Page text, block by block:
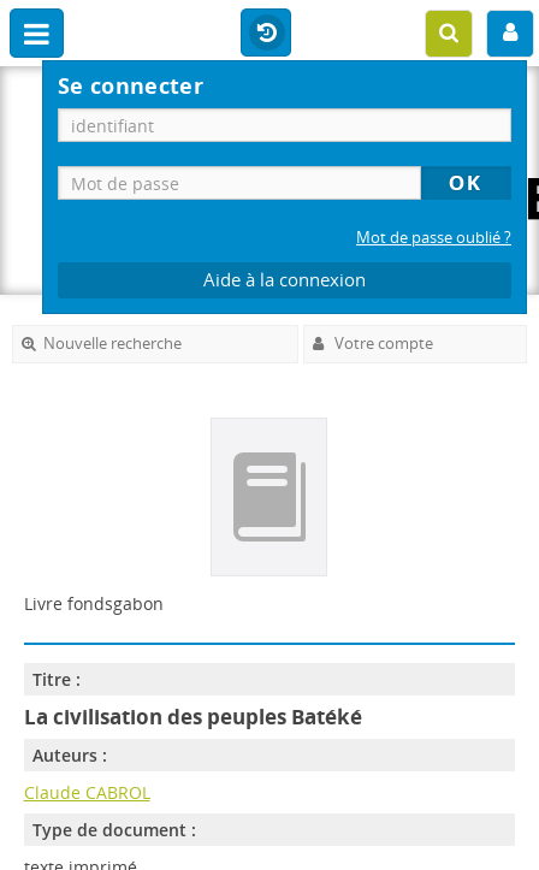
Se connecter
Mot de passe oublié ?
Aide à la connexion
Nouvelle recherche Votre compte
Livre fondsgabon
Titre :
La civilisation des peuples Batéké
Auteurs :
Claude CABROL
Type de document :